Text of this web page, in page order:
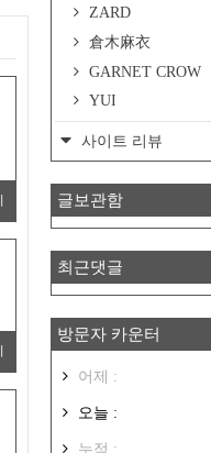
ZARD
倉木麻衣
GARNET CROW
YUI
사이트 리뷰
글보관함
최근댓글
방문자 카운터
어제 :
오늘 :
누적 :